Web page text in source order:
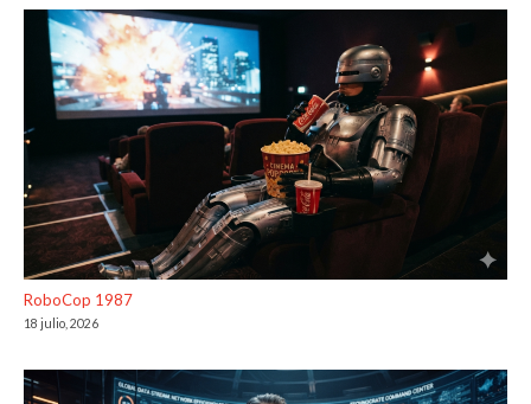
RoboCop 1987
18 julio, 2026